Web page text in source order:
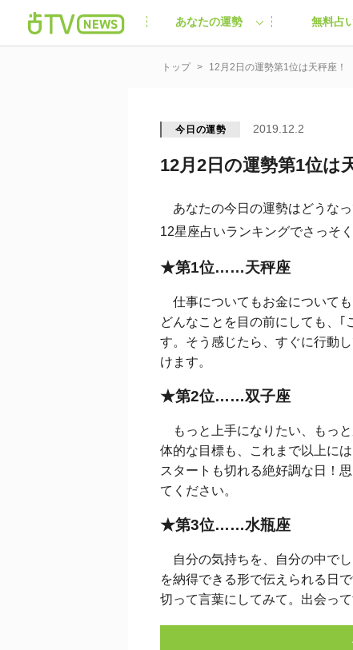
あなたの運勢 無料占
今日の運勢 2019.12.2
12月2日の運勢第1位
あなたの今日の運勢はどうな
12星座占いランキングでさっそ
★第1位……天秤座
仕事についてもお金についても
どんなことを目の前にしても、
す。そう感じたら、すぐに行動
けます。
★第2位……双子座
もっと上手になりたい、もっ
体的な目標も、これまで以上に
スタートも切れる絶好調な日！
てください。
★第3位……水瓶座
自分の気持ちを、自分の中で
を納得できる形で伝えられる日
切って言葉にしてみて。出会っ
トップ 12月2日の運勢第1位は天秤座